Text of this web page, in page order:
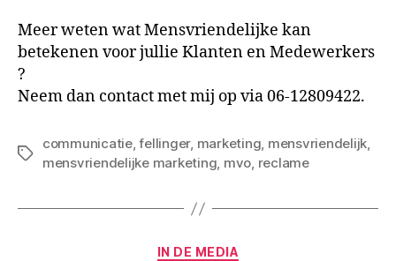
Meer weten wat Mensvriendelijke kan
betekenen voor jullie Klanten en Medewerkers
?
Neem dan contact met mij op via 06-12809422.
Tags
communicatie,fellinger, marketing, mensvriendelijk,
mensvriendelijke marketing, mvo, reclame
Categorieën
IN DE MEDIA